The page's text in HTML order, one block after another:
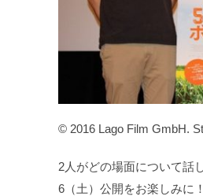
© 2016 Lago Film GmbH.
2人がどの場面について話
6（土）公開をお楽しみに！